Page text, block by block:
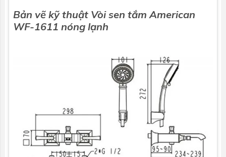
Bản vẽ kỹ thuật Vòi sen tắm American
WF-1611 nóng lạnh